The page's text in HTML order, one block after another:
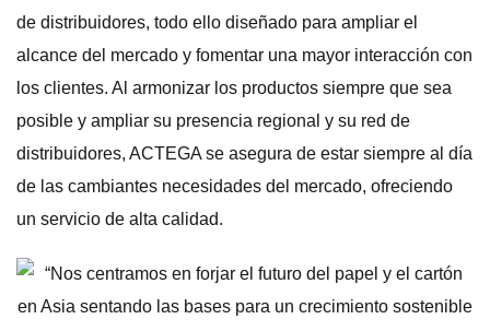
de distribuidores, todo ello diseñado para ampliar el
alcance del mercado y fomentar una mayor interacción con
los clientes. Al armonizar los productos siempre que sea
posible y ampliar su presencia regional y su red de
distribuidores, ACTEGA se asegura de estar siempre al día
de las cambiantes necesidades del mercado, ofreciendo
un servicio de alta calidad.